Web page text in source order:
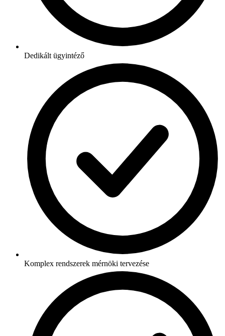
Dedikált ügyintéző
Komplex rendszerek mérnöki tervezése